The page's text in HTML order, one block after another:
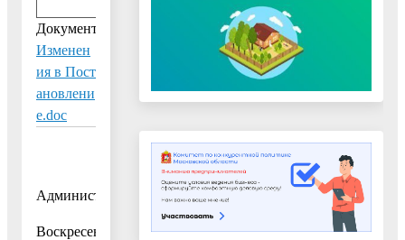
Документ:
Изменен
ия в Пост
ановлени
е.doc
Администрация
Воскресенского